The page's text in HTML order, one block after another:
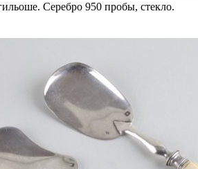
Серебро 950 пробы, стекло.